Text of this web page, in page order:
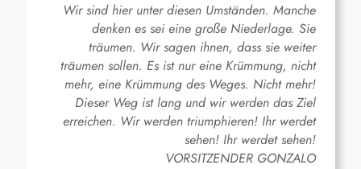
Wir sind hier unter diesen Umständen. Manche
denken es sei eine große Niederlage. Sie
träumen. Wir sagen ihnen, dass sie weiter
träumen sollen. Es ist nur eine Krümmung, nicht
mehr, eine Krümmung des Weges. Nicht mehr!
Dieser Weg ist lang und wir werden das Ziel
erreichen. Wir werden triumphieren! Ihr werdet
sehen! Ihr werdet sehen!
VORSITZENDER GONZALO